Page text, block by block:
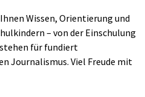
Wissen, Orientierung und
– von der Einschulung
stehen für fundiert
Journalismus. Viel Freude mit